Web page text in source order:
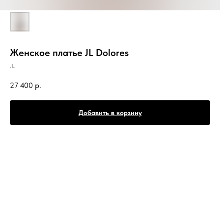
Женское платье JL Dolores
JL
27 400 р.
Добавить в корзину